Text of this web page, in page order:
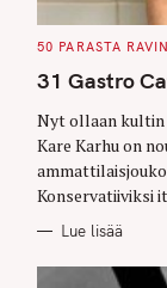
C
T
E
O
R
I
S
50 PARASTA
31 Gastro
Nyt ollaan kultin
Kare Karhu on
Konservatiiviksi
Lue lisää